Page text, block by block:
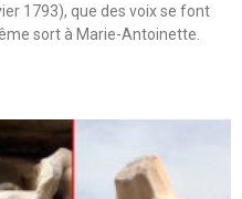
1793), que des voix se font
sort à Marie-Antoinette.